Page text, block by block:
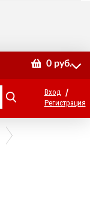
0 руб.
Вход /
Регистрация